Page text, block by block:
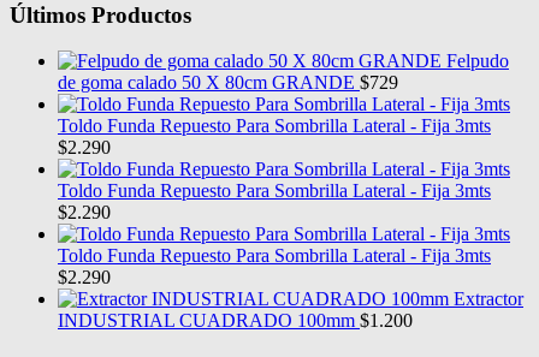
Últimos Productos
Felpudo
de goma calado 50 X 80cm GRANDE $729
Toldo Funda Repuesto Para Sombrilla Lateral - Fija 3mts
$2.290
Toldo Funda Repuesto Para Sombrilla Lateral - Fija 3mts
$2.290
Toldo Funda Repuesto Para Sombrilla Lateral - Fija 3mts
$2.290
Extractor
INDUSTRIAL CUADRADO 100mm $1.200